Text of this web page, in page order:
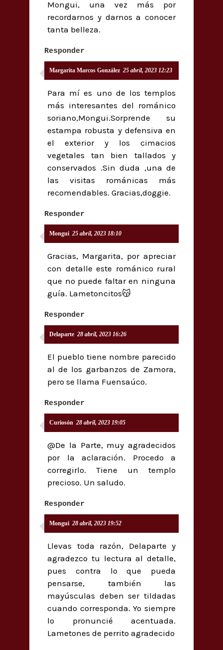
Mongui, una vez más por
recordarnos y darnos a conocer
tanta belleza.
Responder
Margarita Marcos González 25 abril, 2023 12:23
Para mí es uno de los templos
más interesantes del románico
soriano,Mongui.Sorprende su
estampa robusta y defensiva en
el exterior y los cimacios
vegetales tan bien tallados y
conservados .Sin duda ,una de
las visitas románicas más
recomendables. Gracias,doggie.
Responder
Mongui 25 abril, 2023 18:10
Gracias, Margarita, por apreciar
con detalle este románico rural
que no puede faltar en ninguna
guía. Lametoncitos😽
Responder
Delaparte 28 abril, 2023 16:26
El pueblo tiene nombre parecido
al de los garbanzos de Zamora,
pero se llama Fuensaúco.
Responder
Curiosón 28 abril, 2023 19:05
@De la Parte, muy agradecidos
por la aclaración. Procedo a
corregirlo. Tiene un templo
precioso. Un saludo.
Responder
Mongui 28 abril, 2023 19:52
Llevas toda razón, Delaparte y
agradezco tu lectura al detalle,
pues contra lo que pueda
pensarse, también las
mayúsculas deben ser tildadas
cuando corresponda. Yo siempre
lo pronuncié acentuada.
Lametones de perrito agradecido